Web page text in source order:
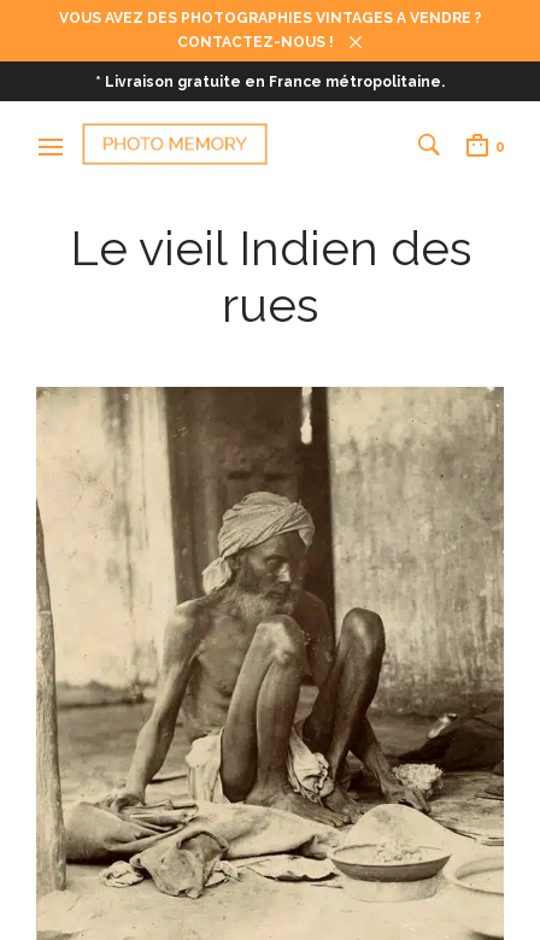
VOUS AVEZ DES PHOTOGRAPHIES VINTAGES A VENDRE ?
CONTACTEZ-NOUS !
* Livraison gratuite en France métropolitaine.
0
Le vieil Indien des
rues